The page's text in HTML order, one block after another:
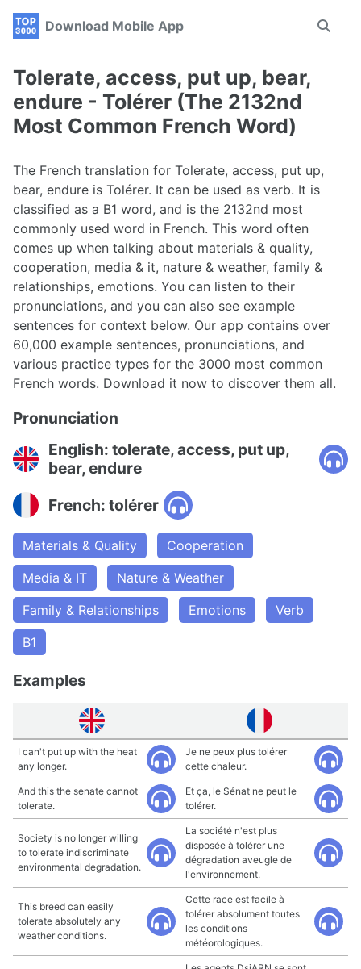
Skip
navigation
Skip
Skip
Download Mobile App
Toggle
Tolerate, access, put up, bear,
endure - Tolérer (The 2132nd
Most Common French Word)
The French translation for Tolerate, access, put up,
bear, endure is Tolérer. It can be used as verb. It is
classified as a B1 word, and is the 2132nd most
commonly used word in French. This word often
comes up when talking about materials & quality,
cooperation, media & it, nature & weather, family &
relationships, emotions. You can listen to their
pronunciations, and you can also see example
sentences for context below. Our app contains over
60,000 example sentences, pronunciations, and
various practice types for the 3000 most common
French words. Download it now to discover them all.
Pronunciation
English: tolerate, access, put up,
bear, endure
French: tolérer
Materials & Quality
Cooperation
Media & IT
Nature & Weather
Family & Relationships
Emotions
Verb
B1
Examples
I can't put up with the heat
any longer.
Je ne peux plus tolérer
cette chaleur.
And this the senate cannot
tolerate.
Et ça, le Sénat ne peut le
tolérer.
Society is no longer willing
to tolerate indiscriminate
environmental degradation.
La société n'est plus
disposée à tolérer une
dégradation aveugle de
l'environnement.
This breed can easily
tolerate absolutely any
weather conditions.
Cette race est facile à
tolérer absolument toutes
les conditions
météorologiques.